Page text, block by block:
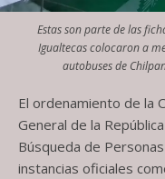
Estas son parte de las
Igualtecas colocaron a
autobuses de
El ordenamiento de la
General de la
Búsqueda de
instancias oficiales